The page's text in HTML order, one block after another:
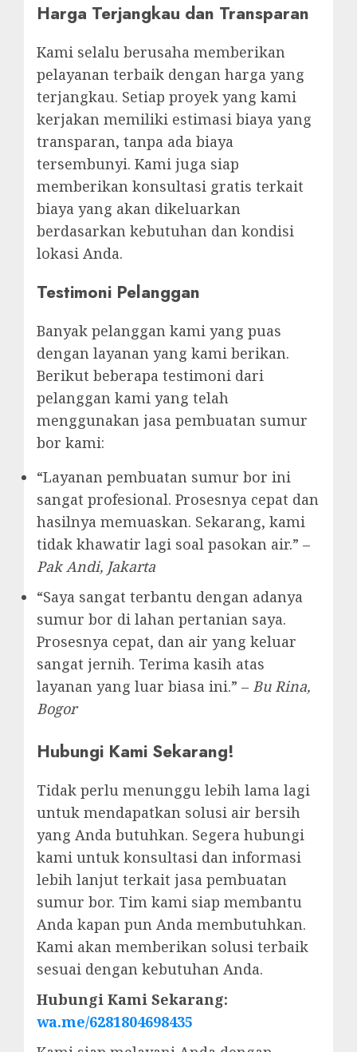
Harga Terjangkau dan Transparan
Kami selalu berusaha memberikan
pelayanan terbaik dengan harga yang
terjangkau. Setiap proyek yang kami
kerjakan memiliki estimasi biaya yang
transparan, tanpa ada biaya
tersembunyi. Kami juga siap
memberikan konsultasi gratis terkait
biaya yang akan dikeluarkan
berdasarkan kebutuhan dan kondisi
lokasi Anda.
Testimoni Pelanggan
Banyak pelanggan kami yang puas
dengan layanan yang kami berikan.
Berikut beberapa testimoni dari
pelanggan kami yang telah
menggunakan jasa pembuatan sumur
bor kami:
“Layanan pembuatan sumur bor ini
sangat profesional. Prosesnya cepat dan
hasilnya memuaskan. Sekarang, kami
tidak khawatir lagi soal pasokan air.” –
Pak Andi, Jakarta
“Saya sangat terbantu dengan adanya
sumur bor di lahan pertanian saya.
Prosesnya cepat, dan air yang keluar
sangat jernih. Terima kasih atas
layanan yang luar biasa ini.” – Bu Rina,
Bogor
Hubungi Kami Sekarang!
Tidak perlu menunggu lebih lama lagi
untuk mendapatkan solusi air bersih
yang Anda butuhkan. Segera hubungi
kami untuk konsultasi dan informasi
lebih lanjut terkait jasa pembuatan
sumur bor. Tim kami siap membantu
Anda kapan pun Anda membutuhkan.
Kami akan memberikan solusi terbaik
sesuai dengan kebutuhan Anda.
Hubungi Kami Sekarang:
wa.me/6281804698435